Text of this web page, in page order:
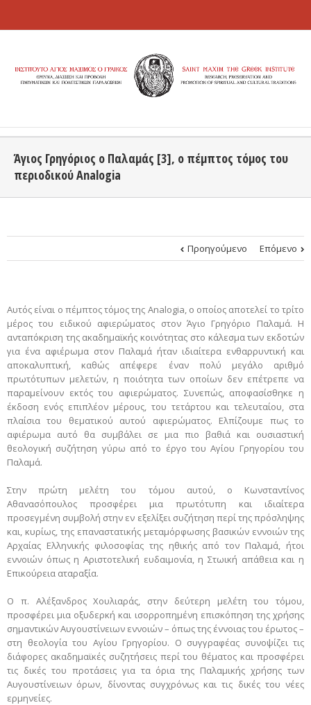
Άγιος Γρηγόριος ο Παλαμάς [3], o πέμπτος τόμος του
περιοδικού Analogia
Προηγούμενο Επόμενο
Αυτός είναι ο πέμπτος τόμος της Analogia, ο οποίος αποτελεί το τρίτο
μέρος του ειδικού αφιερώματος στον Άγιο Γρηγόριο Παλαμά. Η
ανταπόκριση της ακαδημαϊκής κοινότητας στο κάλεσμα των εκδοτών
για ένα αφιέρωμα στον Παλαμά ήταν ιδιαίτερα ενθαρρυντική και
αποκαλυπτική, καθώς απέφερε έναν πολύ μεγάλο αριθμό
πρωτότυπων μελετών, η ποιότητα των οποίων δεν επέτρεπε να
παραμείνουν εκτός του αφιερώματος. Συνεπώς, αποφασίσθηκε η
έκδοση ενός επιπλέον μέρους, του τετάρτου και τελευταίου, στα
πλαίσια του θεματικού αυτού αφιερώματος. Ελπίζουμε πως το
αφιέρωμα αυτό θα συμβάλει σε μια πιο βαθιά και ουσιαστική
θεολογική συζήτηση γύρω από το έργο του Αγίου Γρηγορίου του
Παλαμά.
Στην πρώτη μελέτη του τόμου αυτού, ο Κωνσταντίνος
Αθανασόπουλος προσφέρει μια πρωτότυπη και ιδιαίτερα
προσεγμένη συμβολή στην εν εξελίξει συζήτηση περί της πρόσληψης
και, κυρίως, της επαναστατικής μεταμόρφωσης βασικών εννοιών της
Αρχαίας Ελληνικής φιλοσοφίας της ηθικής από τον Παλαμά, ήτοι
εννοιών όπως η Αριστοτελική ευδαιμονία, η Στωική απάθεια και η
Επικούρεια αταραξία.
Ο π. Αλέξανδρος Χουλιαράς, στην δεύτερη μελέτη του τόμου,
προσφέρει μια οξυδερκή και ισορροπημένη επισκόπηση της χρήσης
σημαντικών Αυγουστίνειων εννοιών – όπως της έννοιας του έρωτος –
στη θεολογία του Αγίου Γρηγορίου. Ο συγγραφέας συνοψίζει τις
διάφορες ακαδημαϊκές συζητήσεις περί του θέματος και προσφέρει
τις δικές του προτάσεις για τα όρια της Παλαμικής χρήσης των
Αυγουστίνειων όρων, δίνοντας συγχρόνως και τις δικές του νέες
ερμηνείες.